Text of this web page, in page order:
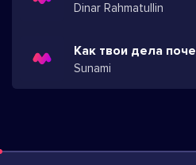
Dinar Rahmatullin
Sunami